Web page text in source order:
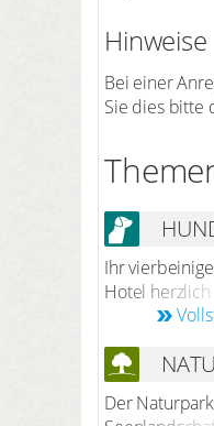
Hinweise
Bei einer
Sie dies bitte
Ihr
Hotel herzlich
vorheriger
Euro pro
Ihr hund darf
in alle
Der